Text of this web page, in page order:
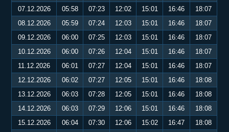
07.12.2026 05:58 07:23 12:02 15:01 16:46
18:07
08.12.2026
05:59 07:24 12:03 15:01 16:46
18:07
09.12.2026
06:00 07:25 12:03 15:01 16:46
18:07
10.12.2026
06:00 07:26 12:04 15:01 16:46
18:07
11.12.2026
06:01 07:27 12:04 15:01 16:46
18:07
12.12.2026
06:02 07:27 12:05 15:01 16:46
18:08
13.12.2026
06:03 07:28 12:05 15:01 16:46
18:08
14.12.2026
06:03 07:29 12:06 15:01 16:46
18:08
15.12.2026
06:04 07:30 12:06 15:02 16:47
18:08